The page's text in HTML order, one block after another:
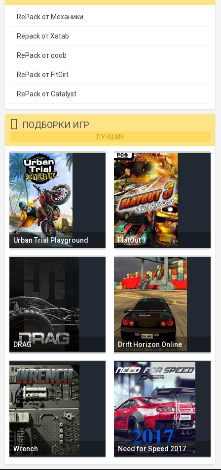
RePack от Механики
Repack от Xatab
RePack от qoob
RePack от FitGirl
RePack от Catalyst
ПОДБОРКИ ИГР
ЛУЧШИЕ
Urban Trial Playground FlatOut 3
DRAG Drift Horizon Online
Wrench Need for Speed 2017